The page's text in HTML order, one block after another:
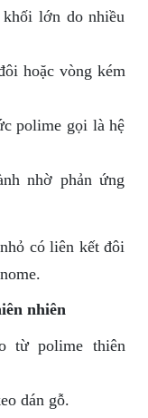
lớn do nhiều
hoặc vòng kém
polime gọi là hệ
nhờ phản ứng
có liên kết đôi
nhiên
từ polime thiên
dán gỗ.